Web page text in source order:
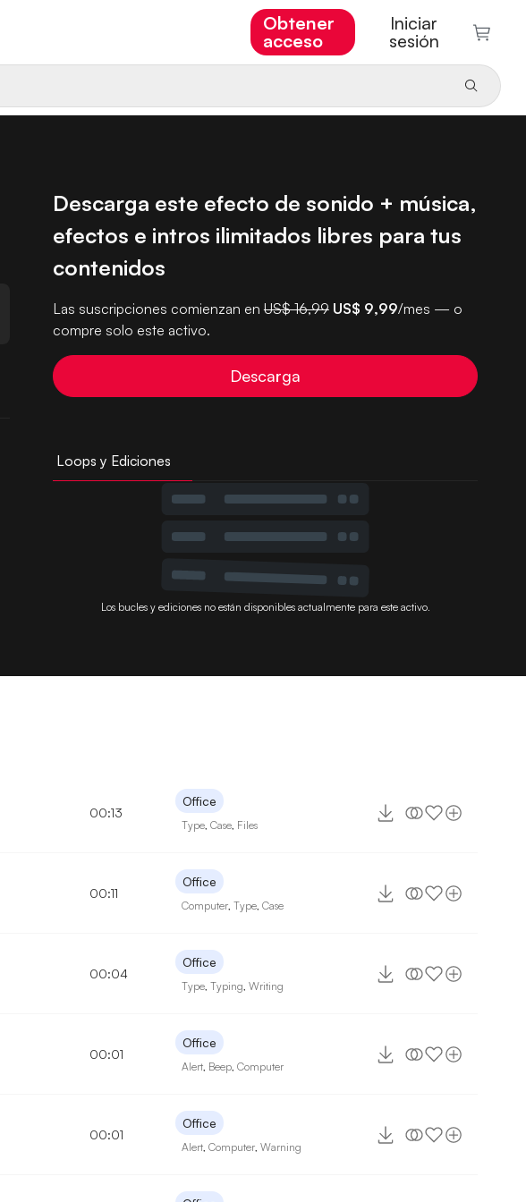
Obtener
acceso
Iniciar
sesión
Descarga este efecto de sonido + música,
efectos e intros ilimitados libres para tus
contenidos
Las suscripciones comienzan enUS$ 16,99 US$ 9,99/mes — o
compre solo este activo.
Descarga
Loops y Ediciones
Los bucles y ediciones no están disponibles actualmente para este activo.
00:13
Office
Type ,Case Files
00:11
Office
Computer ,Type ,Case
00:04
Office
Type ,Typing ,Writing
00:01
Office
Alert Beep ,Computer
00:01
Office
Alert ,Computer ,Warning